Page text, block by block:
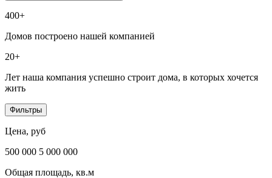
400+
Домов построено нашей компанией
20+
Лет наша компания успешно строит дома, в которых хочется
жить
Фильтры
Цена, руб
500 000 5 000 000
Общая площадь, кв.м